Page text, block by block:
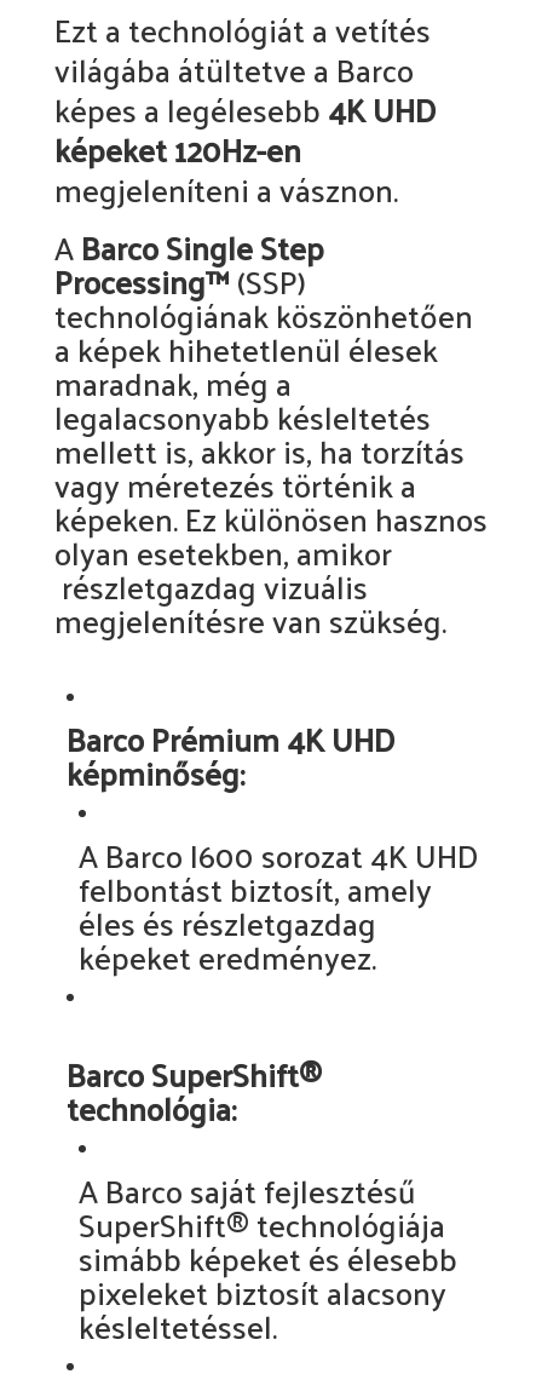
Ezt a technológiát a vetítés
világába átültetve a Barco
képes a legélesebb4K UHD
képeket 120Hz-en
megjeleníteni a vásznon.
ABarco Single Step
Processing™(SSP)
technológiának köszönhetően
a képek hihetetlenül élesek
maradnak, még a
legalacsonyabb késleltetés
mellett is, akkor is, ha torzítás
vagy méretezés történik a
képeken. Ez különösen hasznos
olyan esetekben, amikor
részletgazdag vizuális
megjelenítésre van szükség.
Barco Prémium 4K UHD
képminőség:
A Barco I600 sorozat 4K UHD
felbontást biztosít, amely
éles és részletgazdag
képeket eredményez.
Barco SuperShift®
technológia:
A Barco saját fejlesztésű
SuperShift® technológiája
simább képeket és élesebb
pixeleket biztosít alacsony
késleltetéssel.